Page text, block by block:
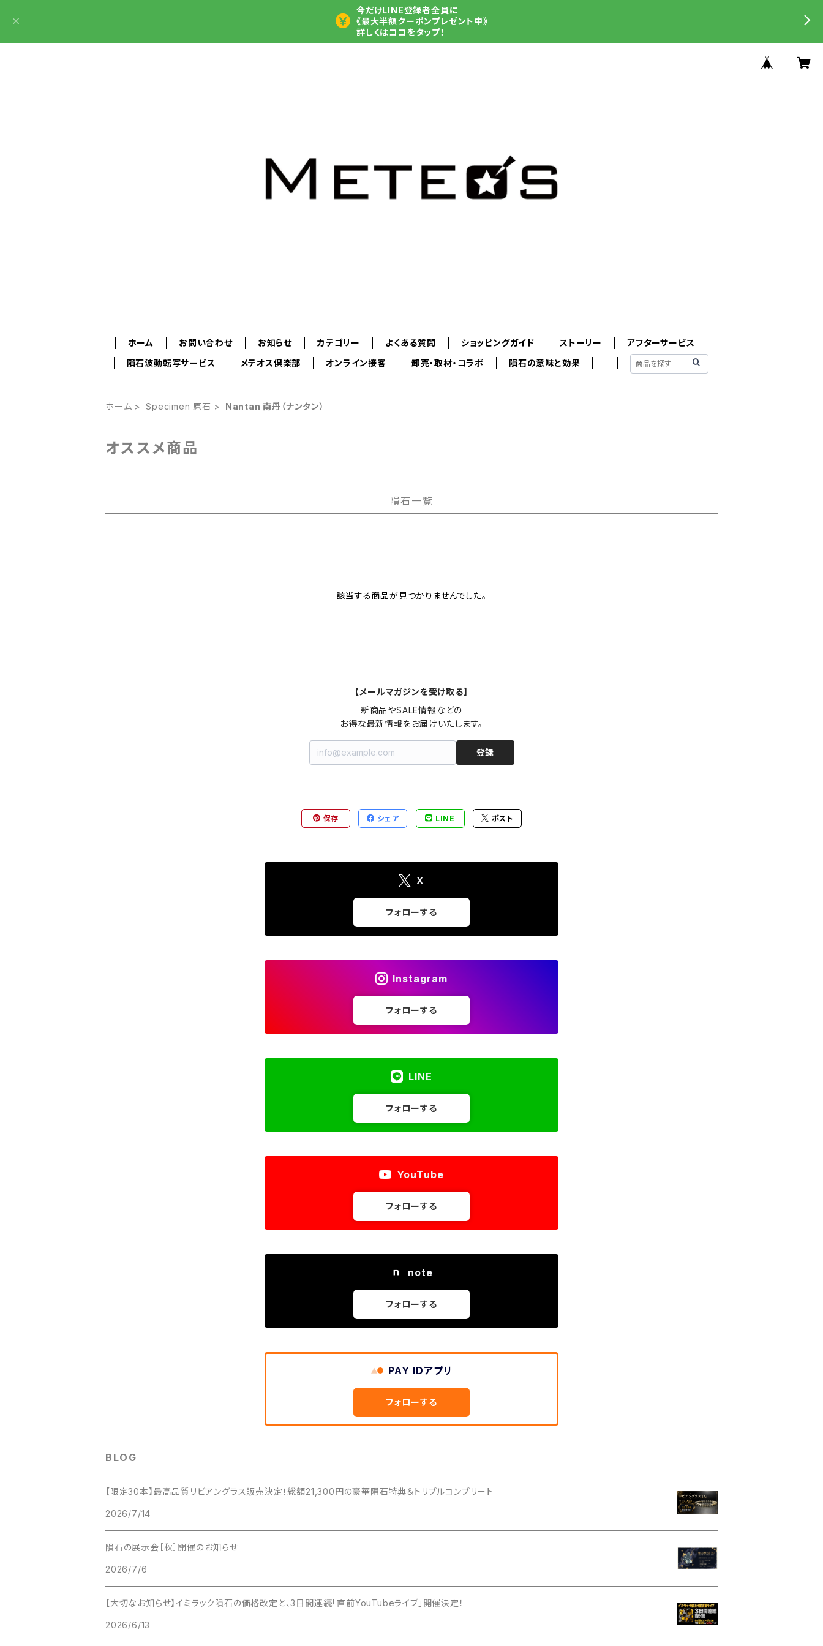
今だけLINE登録者全員に
《最大半額クーポンプレゼント中》
詳しくはココをタップ！
ホーム お問い合わせ お知らせ カテゴリー よくある質問 ショッピングガイド ストーリー
アフターサービス
隕石波動転写サービス
メテオス倶楽部 オンライン接客 卸売・取材・コラボ 隕石の意味と効果
ホーム Specimen 原石 Nantan 南丹（ナンタン）
オススメ商品
隕石一覧
該当する商品が見つかりませんでした。
【メールマガジンを受け取る】
新商品やSALE情報などの
お得な最新情報をお届けいたします。
登録
保存 シェア LINE ポスト
X
フォローする
Instagram
フォローする
LINE
フォローする
YouTube
フォローする
note
フォローする
PAY IDアプリ
フォローする
BLOG
【限定30本】最高品質リビアングラス販売決定！総額21,300円の豪華隕石特典＆トリプルコンプリート
2026/7/14
隕石の展示会［秋］開催のお知らせ
2026/7/6
【大切なお知らせ】イミラック隕石の価格改定と、3日間連続「直前YouTubeライブ」開催決定！
2026/6/13